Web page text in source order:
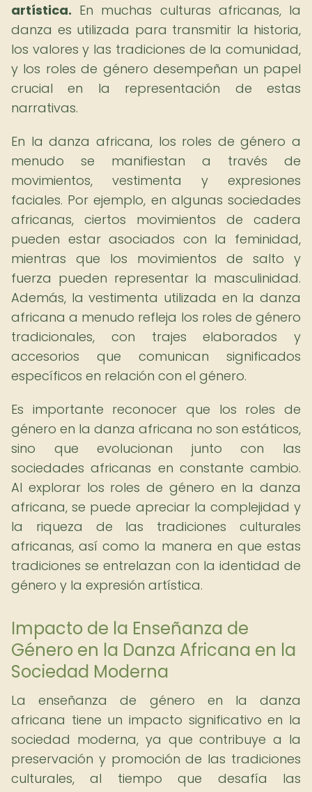
artística. En muchas culturas africanas, la
danza es utilizada para transmitir la historia,
los valores y las tradiciones de la comunidad,
y los roles de género desempeñan un papel
crucial en la representación de estas
narrativas.
En la danza africana, los roles de género a
menudo se manifiestan a través de
movimientos, vestimenta y expresiones
faciales. Por ejemplo, en algunas sociedades
africanas, ciertos movimientos de cadera
pueden estar asociados con la feminidad,
mientras que los movimientos de salto y
fuerza pueden representar la masculinidad.
Además, la vestimenta utilizada en la danza
africana a menudo refleja los roles de género
tradicionales, con trajes elaborados y
accesorios que comunican significados
específicos en relación con el género.
Es importante reconocer que los roles de
género en la danza africana no son estáticos,
sino que evolucionan junto con las
sociedades africanas en constante cambio.
Al explorar los roles de género en la danza
africana, se puede apreciar la complejidad y
la riqueza de las tradiciones culturales
africanas, así como la manera en que estas
tradiciones se entrelazan con la identidad de
género y la expresión artística.
Impacto de la Enseñanza de
Género en la Danza Africana en la
Sociedad Moderna
La enseñanza de género en la danza
africana tiene un impacto significativo en la
sociedad moderna, ya que contribuye a la
preservación y promoción de las tradiciones
culturales, al tiempo que desafía las